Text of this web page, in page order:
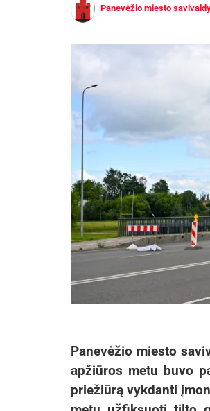
Panevėžio miesto
Panevėžio miesto
apžiūros metu buvo
priežiūrą vykdanti